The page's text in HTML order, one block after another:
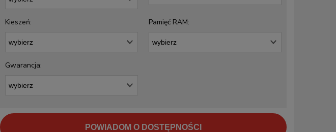
Kieszeń: Pamięć RAM:
Gwarancja:
POWIADOM O DOSTĘPNOŚCI